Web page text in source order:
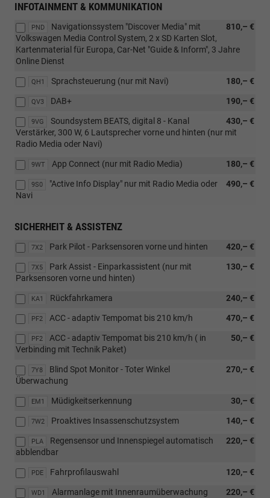
INFOTAINMENT & KOMMUNIKATION
PND 810,– €
Navigationssystem "Discover Media" mit
Volkswagen Media Control System, 2 x SD Karten Slot,
Kartenmaterial für Europa, Car-Net "Guide & Inform", 3 Jahre
Online Dienst
QH1 180,– €
Sprachsteuerung (nur mit Navi)
QV3 190,– €
DAB+
9VG 430,– €
Soundsystem BEATS, digital 8 - Kanal
Verstärker, 300 W, 6 Lautsprecher vorne und hinten (nur mit
Radio Media oder Navi)
9WT 180,– €
App Connect (nur mit Radio Media)
9S0 490,– €
"Active Info Display" nur mit Radio Media oder
Navi
SICHERHEIT & ASSISTENZ
7X2 420,– €
Park Pilot - Parksensoren vorne und hinten
7X5 130,– €
Park Assist - Einparkassistent (nur mit
Parksensoren vorne und hinten)
KA1 240,– €
Rückfahrkamera
PF2 470,– €
ACC - adaptiv Tempomat bis 210 km/h
PF2 50,– €
ACC - adaptiv Tempomat bis 210 km/h ( in
Verbinding mit Technik Paket)
7Y8 270,– €
Blind Spot Monitor - Toter Winkel
Überwachung
EM1 30,– €
Müdigkeitserkennung
7W2 140,– €
Proaktives Insassenschutzsystem
PLA 220,– €
Regensensor und Innenspiegel automatisch
abblendbar
PDE 120,– €
Fahrprofilauswahl
WD1 220,– €
Alarmanlage mit Innenraumüberwachung